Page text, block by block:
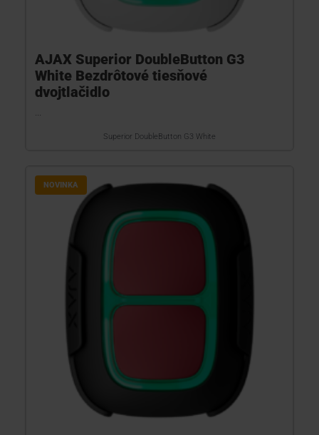
AJAX Superior DoubleButton G3
White Bezdrôtové tiesňové
dvojtlačidlo
Superior DoubleButton G3 White
NOVINKA